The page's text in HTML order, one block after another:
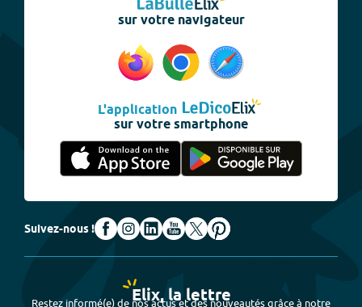
sur votre navigateur
L'application
sur votre smartphone
Suivez-nous !
Elix, la lettre
Restez informé(e) de nos actus et des nouveautés grâce à notre